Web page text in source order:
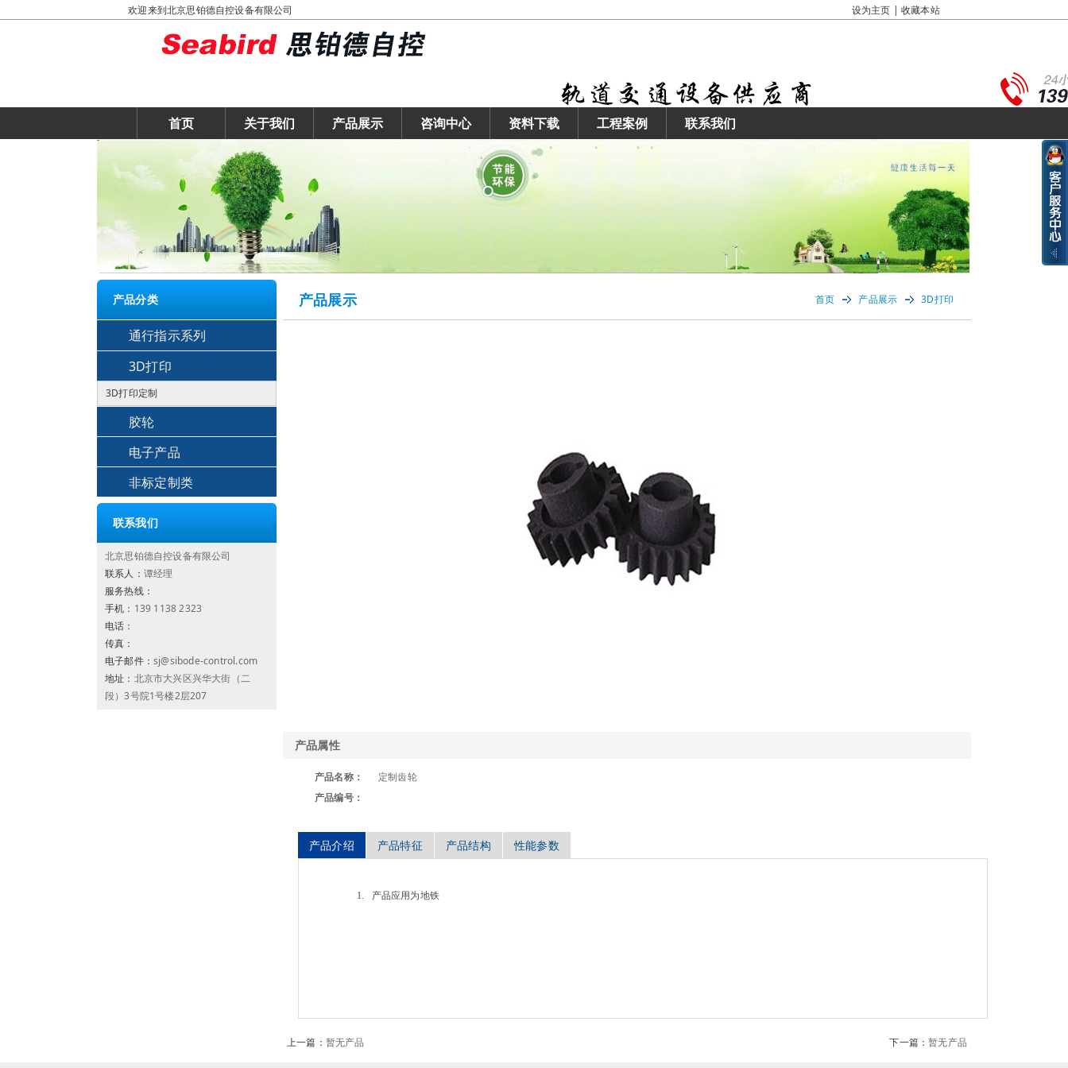
欢迎来到北京思铂德自控设备有限公司 设为主页 | 收藏本站
首页 关于我们 产品展示 咨询中心 资料下载 工程案例 联系我们
产品分类
通行指示系列
3D打印
3D打印定制
胶轮
电子产品
非标定制类
联系我们
北京思铂德自控设备有限公司
联系人： 谭经理
服务热线：
手机： 139 1138 2323
电话：
传真：
电子邮件： sj@sibode-control.com
地址： 北京市大兴区兴华大街（二
段）3号院1号楼2层207
产品展示 首页 产品展示 3D打印
产品属性
产品名称：
定制齿轮
产品编号：
产品介绍 产品特征 产品结构 性能参数
1. 产品应用为地铁
上一篇： 暂无产品 下一篇：暂无产品